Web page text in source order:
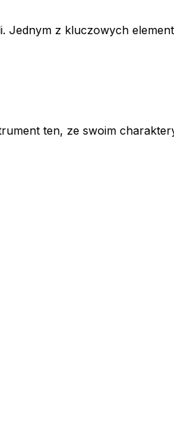
Jednym z kluczowych
ten, ze swoim